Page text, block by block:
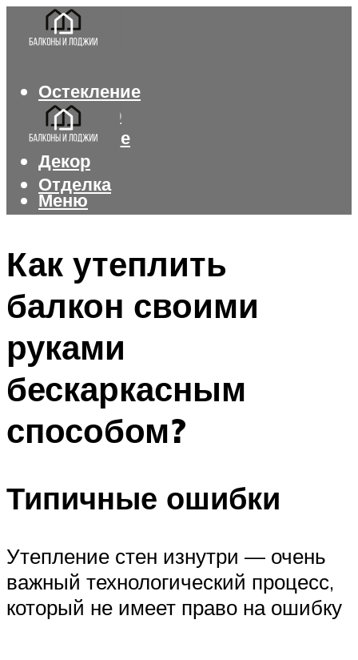
Остекление
Интерьер
Утепление
Декор
Отделка
Меню
Как утеплить
балкон своими
руками
бескаркасным
способом?
Типичные ошибки
Утепление стен изнутри — очень
важный технологический процесс,
который не имеет право на ошибку